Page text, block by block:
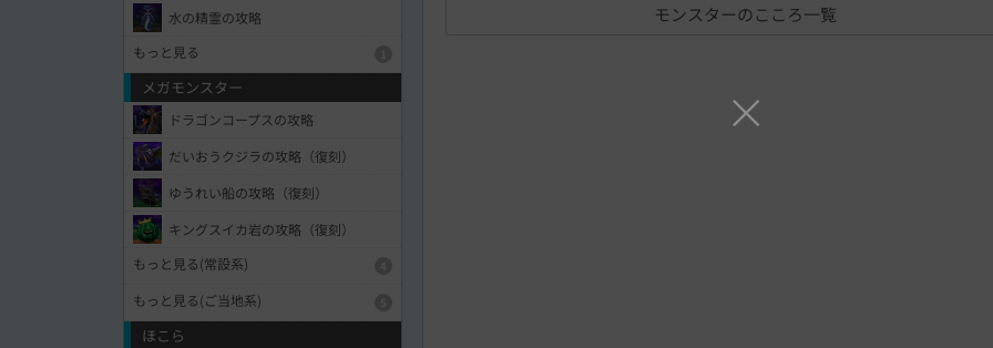
モンスターのこころ一覧
水の精霊の攻略
もっと見る
メガモンスター
ドラゴンコープスの攻略
だいおうクジラの攻略（復刻）
ゆうれい船の攻略（復刻）
キングスイカ岩の攻略（復刻）
もっと見る(常設系)
もっと見る(ご当地系)
ほこら